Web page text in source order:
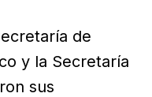
de
y la Secretaría
sus